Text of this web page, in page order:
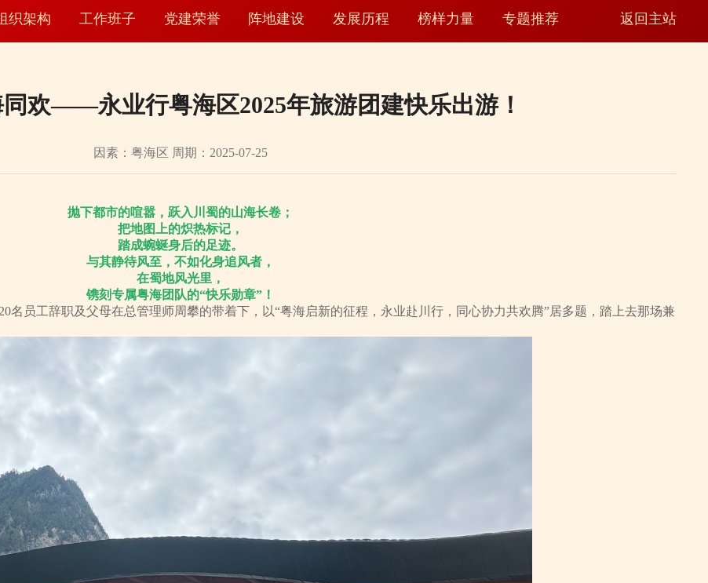
织架构 工作班子 党建荣誉 阵地建设 发展历程 榜样力量 专题推荐 返回主站
欢——永业行粤海区2025年旅游团建快乐出游！
因素：粤海区 周期：2025-07-25
抛下都市的喧嚣，跃入川蜀的山海长卷；
把地图上的炽热标记，
踏成蜿蜒身后的足迹。
与其静待风至，不如化身追风者，
在蜀地风光里，
镌刻专属粤海团队的“快乐勋章”！
名员工辞职及父母在总管理师周攀的带着下，以“粤海启新的征程，永业赴川行，同心协力共欢腾”居多题，踏上去那场兼